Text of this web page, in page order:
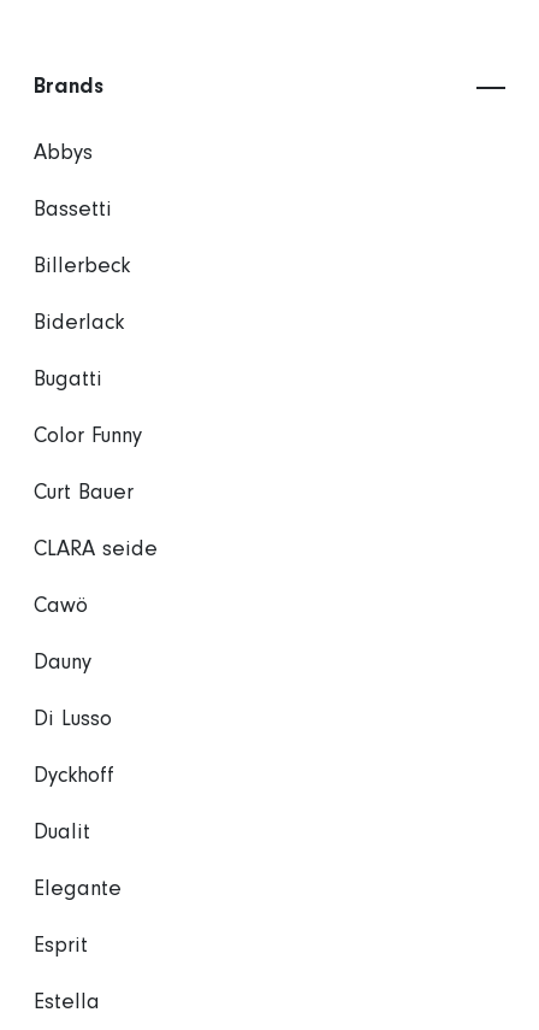
Brands
Abbys
Bassetti
Billerbeck
Biderlack
Bugatti
Color Funny
Curt Bauer
CLARA seide
Cawö
Dauny
Di Lusso
Dyckhoff
Dualit
Elegante
Esprit
Estella